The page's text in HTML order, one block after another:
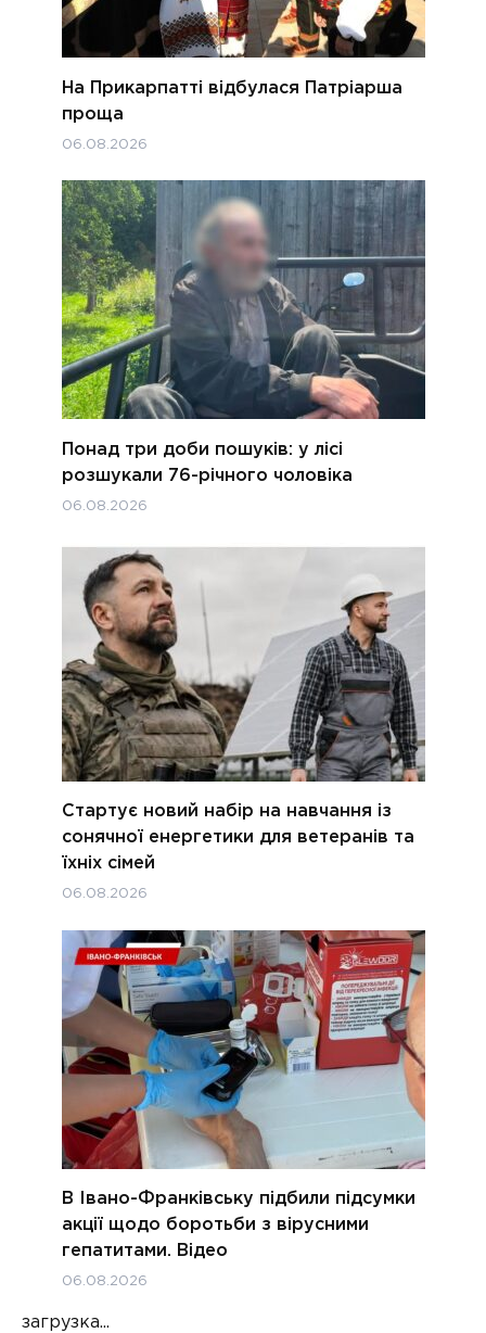
На Прикарпатті відбулася Патріарша
проща
06.08.2026
Понад три доби пошуків: у лісі
розшукали 76-річного чоловіка
06.08.2026
Стартує новий набір на навчання із
сонячної енергетики для ветеранів та
їхніх сімей
06.08.2026
В Івано-Франківську підбили підсумки
акції щодо боротьби з вірусними
гепатитами. Відео
06.08.2026
загрузка...